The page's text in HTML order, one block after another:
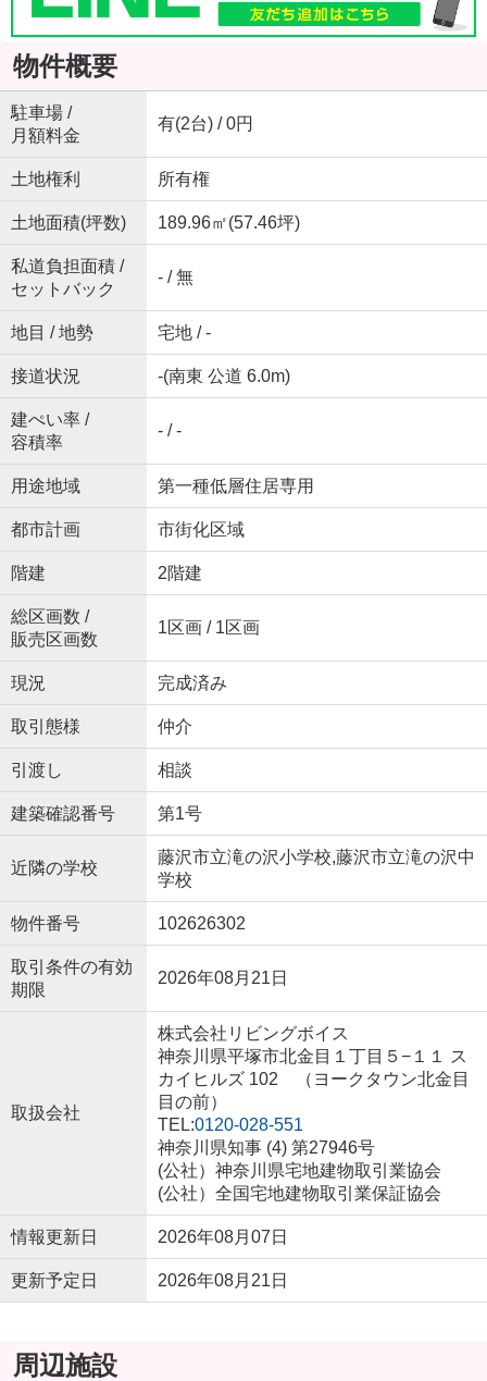
物件概要
駐車場 /
月額料金
有(2台) / 0円
土地権利 所有権
土地面積(坪数) 189.96㎡(57.46坪)
私道負担面積 /
セットバック
- / 無
地目 / 地勢 宅地 / -
接道状況 -(南東 公道 6.0m)
建ぺい率 /
容積率
- / -
用途地域 第一種低層住居専用
都市計画 市街化区域
階建 2階建
総区画数 /
販売区画数
1区画 / 1区画
現況 完成済み
取引態様 仲介
引渡し 相談
建築確認番号 第1号
近隣の学校
藤沢市立滝の沢小学校,藤沢市立滝の沢中
学校
物件番号 102626302
取引条件の有効
期限
2026年08月21日
取扱会社
株式会社リビングボイス
神奈川県平塚市北金目１丁目５−１１ ス
カイヒルズ 102 （ヨークタウン北金目
目の前）
TEL:0120-028-551
神奈川県知事 (4) 第27946号
(公社）神奈川県宅地建物取引業協会
(公社）全国宅地建物取引業保証協会
情報更新日 2026年08月07日
更新予定日 2026年08月21日
周辺施設